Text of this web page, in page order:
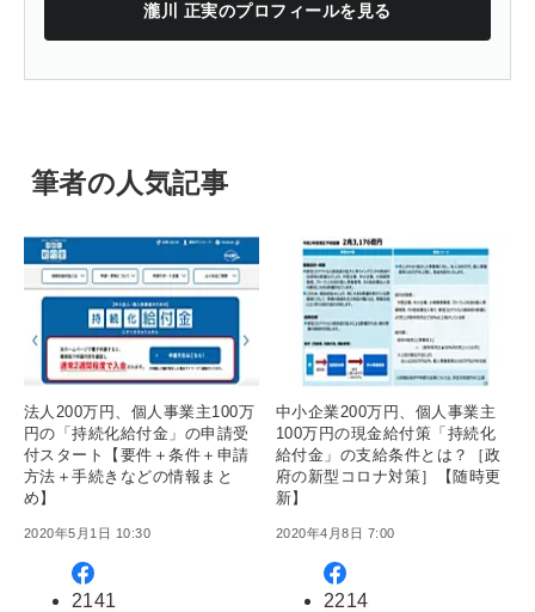
瀧川 正実のプロフィールを見る
筆者の人気記事
法人200万円、個人事業主100万
円の「持続化給付金」の申請受
付スタート【要件＋条件＋申請
方法＋手続きなどの情報まと
め】
2020年5月1日 10:30
2141
中小企業200万円、個人事業主
100万円の現金給付策「持続化
給付金」の支給条件とは？［政
府の新型コロナ対策］【随時更
新】
2020年4月8日 7:00
2214